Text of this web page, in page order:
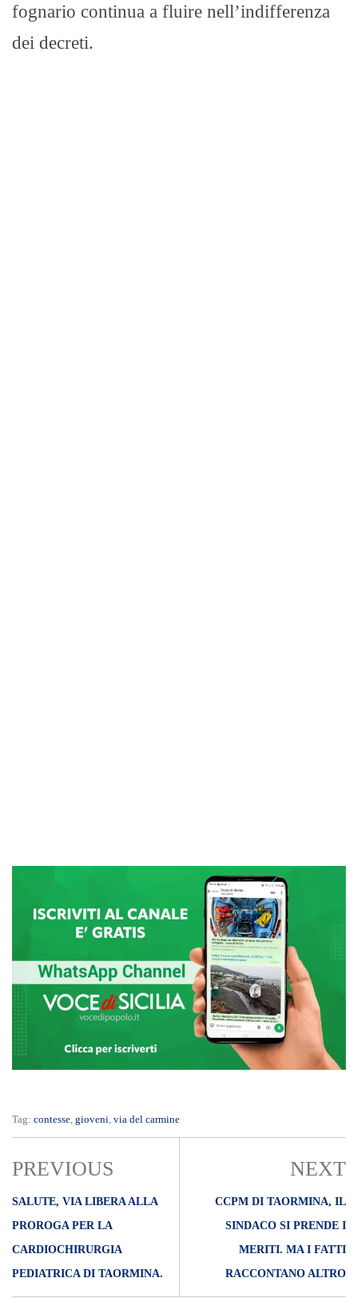
fognario continua a fluire nell’indifferenza
dei decreti.
Tag: contesse gioveni via del carmine
PREVIOUS
SALUTE, VIA LIBERA ALLA
PROROGA PER LA
CARDIOCHIRURGIA
PEDIATRICA DI TAORMINA.
NEXT
CCPM DI TAORMINA, IL
SINDACO SI PRENDE I
MERITI. MA I FATTI
RACCONTANO ALTRO